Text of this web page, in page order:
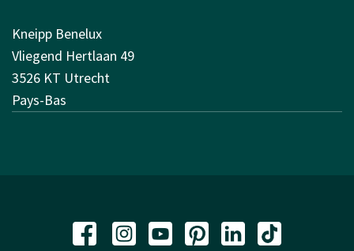
Kneipp Benelux
Vliegend Hertlaan 49
3526 KT Utrecht
Pays-Bas